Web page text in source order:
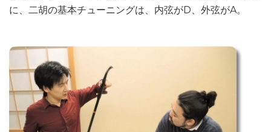
に、二胡の基本チューニングは、内弦がD、外弦がA。